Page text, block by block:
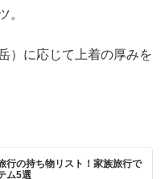
。
）に応じて上着の厚みを
行の持ち物リスト！家族旅行で
ム5選